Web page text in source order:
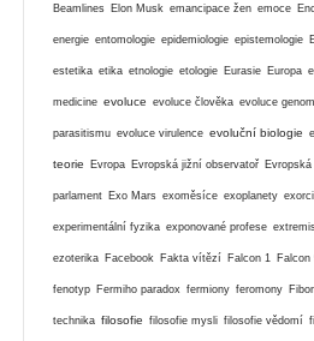
Beamlines Elon Musk emancipace žen emoce
energie entomologie epidemiologie epistemologie
estetika etika etnologie etologie Eurasie Europa
medicine evoluce evoluce člověka evoluce
parasitismu evoluce virulence evoluční biologie
teorie Evropa Evropská jižní observatoř
parlament Exo Mars exoměsíce exoplanety
experimentální fyzika exponované profese
ezoterika Facebook Fakta vítězí Falcon 1 Falcon
fenotyp Fermiho paradox fermiony feromony
technika filosofie filosofie mysli filosofie vědomí